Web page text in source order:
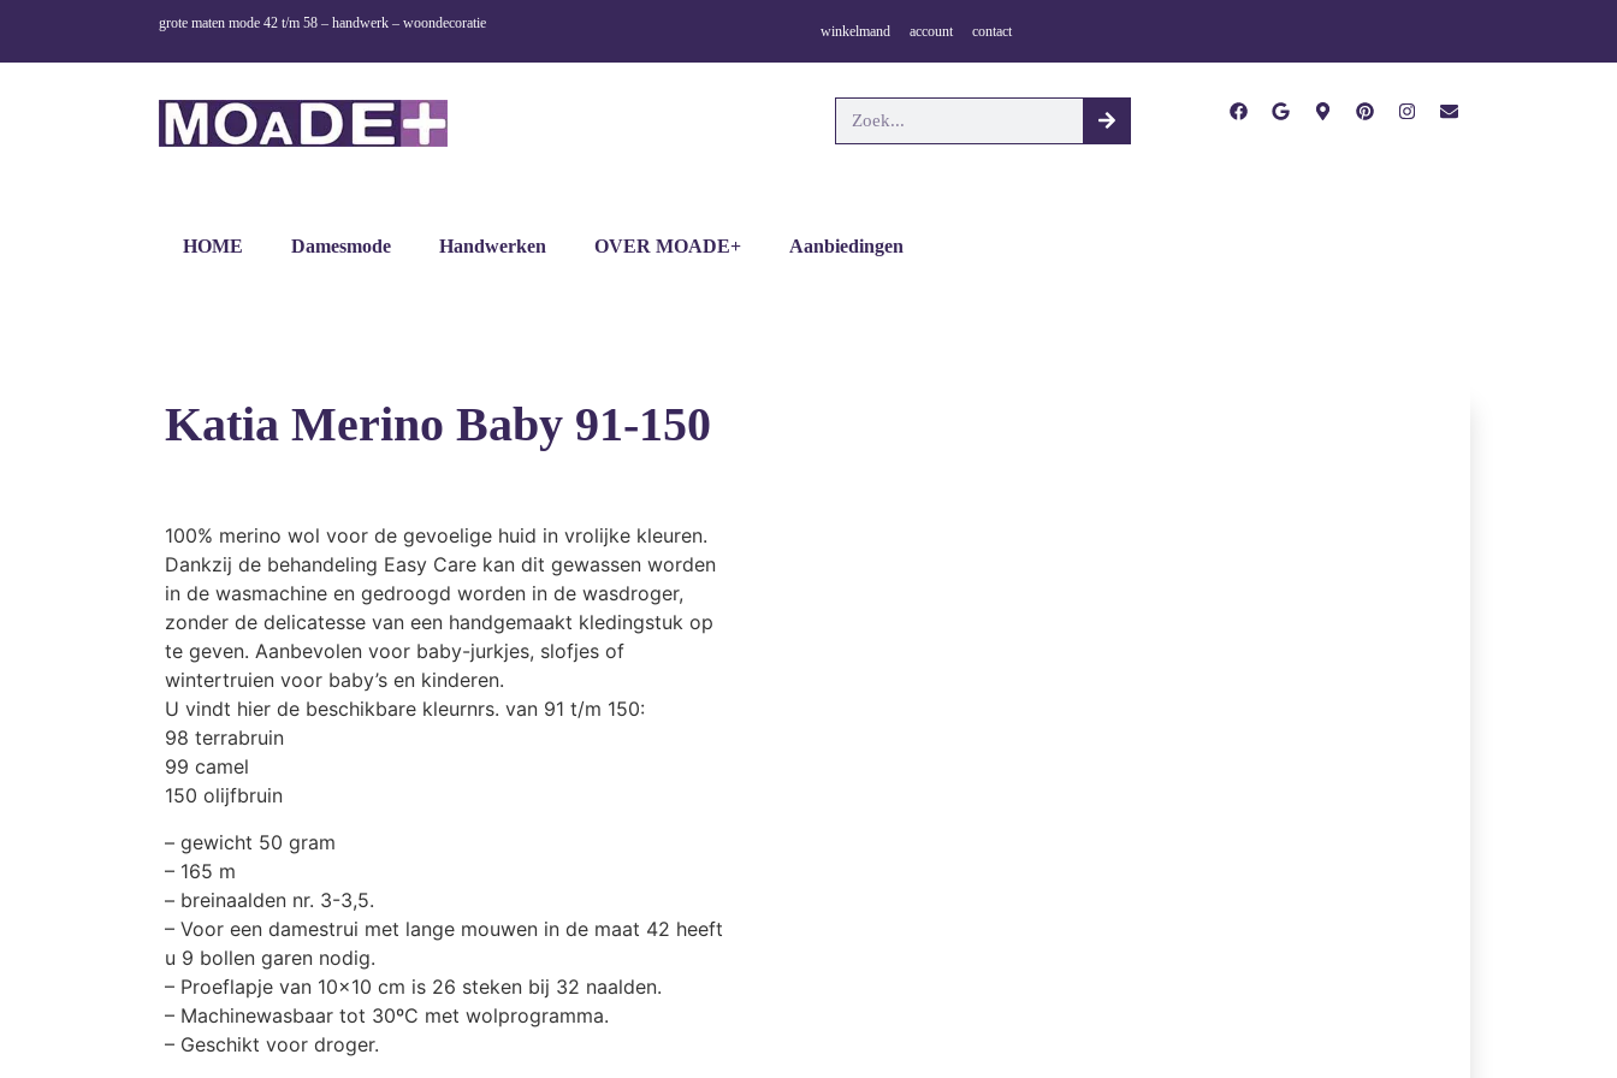
grote maten mode 42 t/m 58 – handwerk – woondecoratie
winkelmand account contact
HOME Damesmode Handwerken OVER MOADE+ Aanbiedingen
Katia Merino Baby 91-150
100% merino wol voor de gevoelige huid in vrolijke kleuren.
Dankzij de behandeling Easy Care kan dit gewassen worden
in de wasmachine en gedroogd worden in de wasdroger,
zonder de delicatesse van een handgemaakt kledingstuk op
te geven. Aanbevolen voor baby-jurkjes, slofjes of
wintertruien voor baby’s en kinderen.
U vindt hier de beschikbare kleurnrs. van 91 t/m 150:
98 terrabruin
99 camel
150 olijfbruin
– gewicht 50 gram
– 165 m
– breinaalden nr. 3-3,5.
– Voor een damestrui met lange mouwen in de maat 42 heeft
u 9 bollen garen nodig.
– Proeflapje van 10×10 cm is 26 steken bij 32 naalden.
– Machinewasbaar tot 30ºC met wolprogramma.
– Geschikt voor droger.